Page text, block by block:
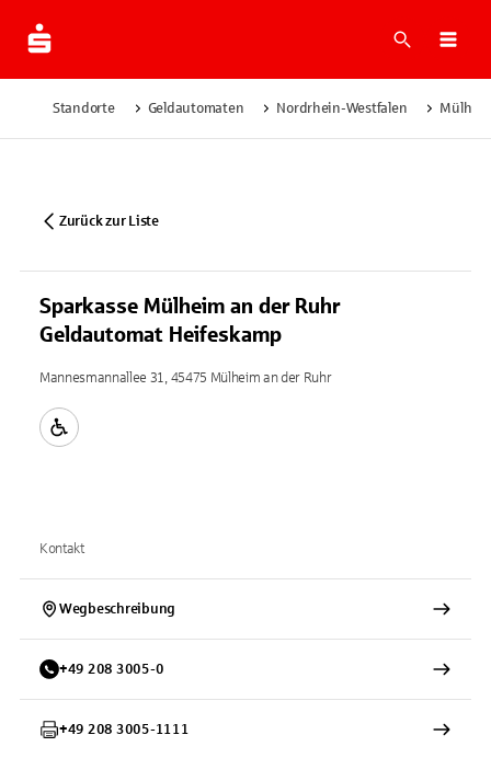
Suche
Standorte Geldautomaten Nordrhein-Westfalen
Zurück zur Liste
Sparkasse Mülheim an der Ruhr
Geldautomat Heifeskamp
Mannesmannallee 31, 45475 Mülheim an der Ruhr
Kontakt
Wegbeschreibung
+49 208 3005-0
+49 208 3005-1111